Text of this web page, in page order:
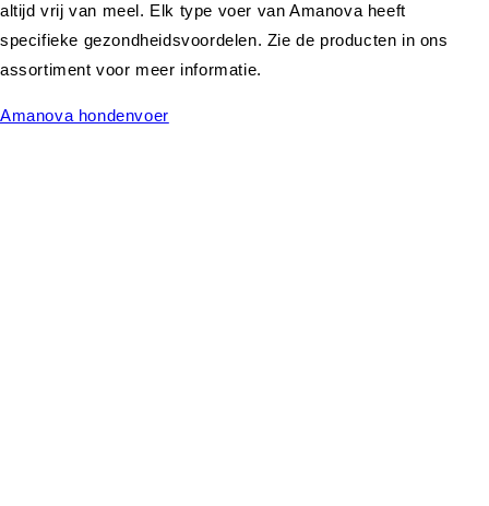
altijd vrij van meel. Elk type voer van Amanova heeft
specifieke gezondheidsvoordelen. Zie de producten in ons
assortiment voor meer informatie.
Amanova hondenvoer